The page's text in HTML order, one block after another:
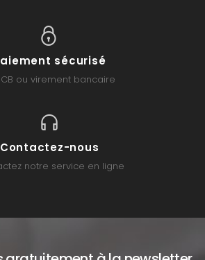
sécurisé
CB ou virement bancaire
Contactez-nous
notre service en ligne